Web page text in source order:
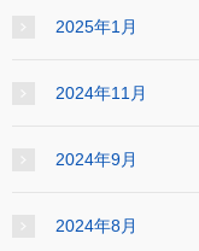
2025年1月
2024年11月
2024年9月
2024年8月